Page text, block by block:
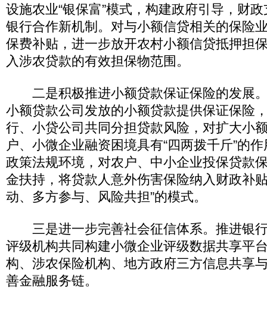
设施农业“银保富”模式，构建政府引导，财
银行合作新机制。对与小额信贷相关的保险
保费补贴，进一步放开农村小额信贷抵押担
入涉农贷款的有效担保物范围。
二是积极推进小额贷款保证保险的发展
小额贷款公司发放的小额贷款提供保证保险
行、小贷公司共同分担贷款风险，对扩大小
户、小微企业融资困境具有“四两拨千斤”的
政策法规环境，对农户、中小企业投保贷款
金扶持，将贷款人意外伤害保险纳入财政补
动、多方参与、风险共担”的模式。
三是进一步完善社会征信体系。推进银
评级机构共同构建小微企业评级数据共享平
构、涉农保险机构、地方政府三方信息共享
善金融服务链。